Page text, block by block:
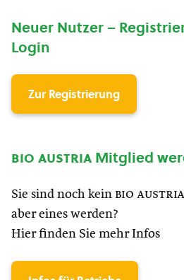
Neuer Nutzer –
Login
Zur Registrierung
bio austria Mitglied
Sie sind noch kein bio austria
aber eines werden?
Hier finden Sie mehr Infos